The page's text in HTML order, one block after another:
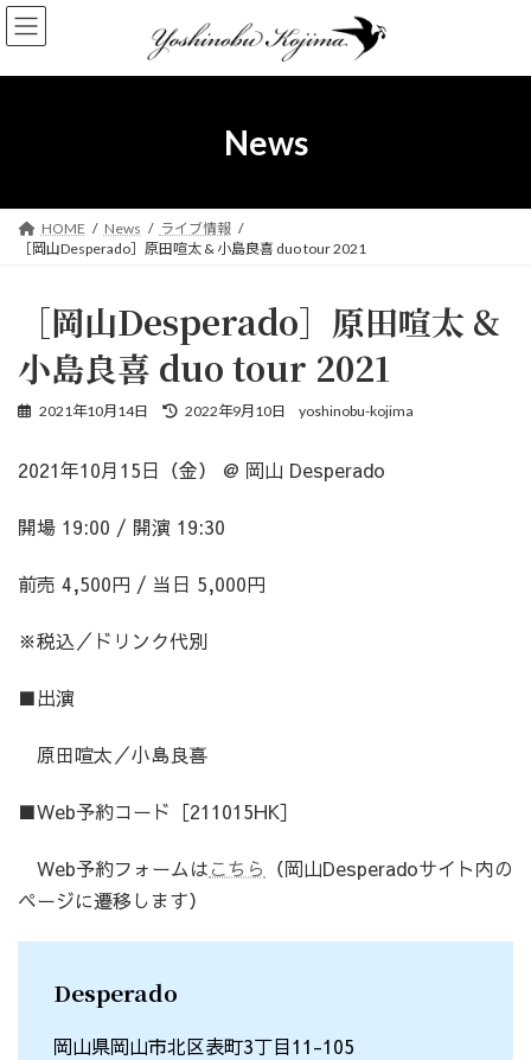
コ
ン
ン
ナ
ビ
ー
News
HOME News
ライブ情報
［岡山Desperado］原田喧太 & 小島良喜 duo tour 2021
［岡山Desperado］原田喧太 &
小島良喜 duo tour 2021
2021年10月14日
最
新
時
:
2022年9月10日 yoshinobu-kojima
2021年10月15日（金） @ 岡山 Desperado
開場 19:00 / 開演 19:30
前売 4,500円 / 当日 5,000円
※税込／ドリンク代別
■出演
原田喧太／小島良喜
■Web予約コード［211015HK］
Web予約フォームはこちら （岡山Desperadoサイト内の
ページに遷移します）
Desperado
岡山県岡山市北区表町3丁目11-105